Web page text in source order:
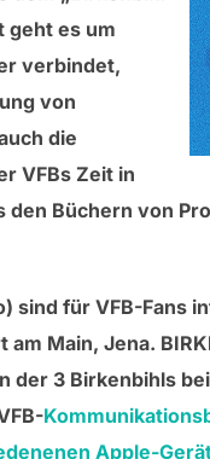
geht es um
verbindet,
von
die
VFBs Zeit in
Büchern von
sind für VFB-Fans
Main, Jena.
3 Birkenbihls
Apple-